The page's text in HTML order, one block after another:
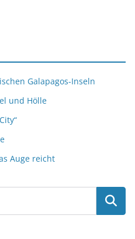
Galapagos-Inseln
und Hölle
Auge reicht